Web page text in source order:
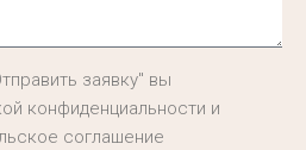
заявку" вы
конфиденциальности и
соглашение